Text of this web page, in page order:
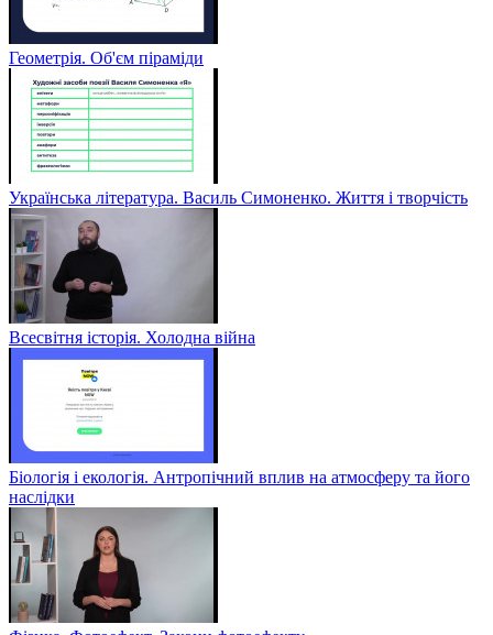
Геометрія. Об'єм піраміди
Українська література. Василь Симоненко. Життя і творчість
Всесвітня історія. Холодна війна
Біологія і екологія. Антропічний вплив на атмосферу та його
наслідки